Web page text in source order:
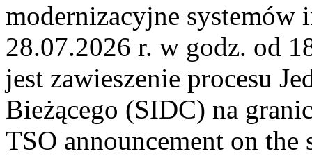
modernizacyjne
28.07.2026 r. w godz. od
jest zawieszenie procesu
Bieżącego (SIDC) na
TSO announcement on